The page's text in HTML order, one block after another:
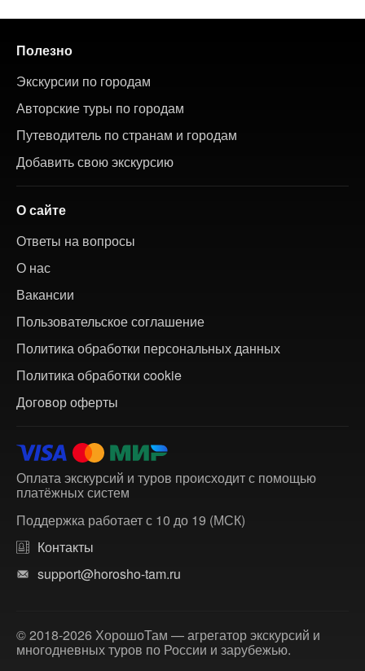
Полезно
Экскурсии по городам
Авторские туры по городам
Путеводитель по странам и городам
Добавить свою экскурсию
О сайте
Ответы на вопросы
О нас
Вакансии
Пользовательское соглашение
Политика обработки персональных данных
Политика обработки cookie
Договор оферты
Оплата экскурсий и туров происходит с помощью
платёжных систем
Поддержка работает с 10 до 19 (МСК)
Контакты
support@horosho-tam.ru
© 2018-2026 ХорошоТам — агрегатор экскурсий и
многодневных туров по России и зарубежью.